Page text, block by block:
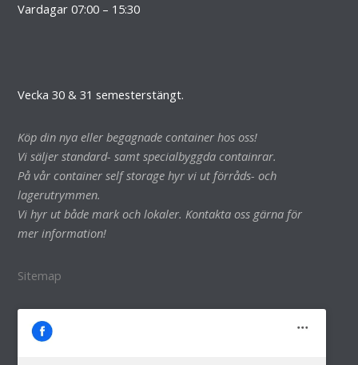
Vardagar 07:00 – 15:30
Vecka 30 & 31 semesterstängt.
Köp din nya eller begagnade container hos oss!
Vi säljer standard- samt specialbyggda containrar.
På vår container self storage hyr vi ut förråds- och
lagerutrymmen.
Vi hyr ut både mark och lokaler. Kontakta oss gärna för
mer information!
Sitemap